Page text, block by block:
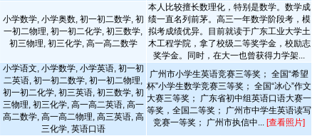
小学数学, 小学奥数, 初一初二数学, 初
一初二物理, 初一初二化学, 初三数学,
初三物理, 初三化学, 高一高二数学
本人比较擅长数理化，特别是数学。数学成
绩一直名列前茅。高三一年数学阶段考，模
拟考成绩优异。目前就读于广东工业大学土
木工程学院，拿了校级二等奖学金，校励志
奖学金。同时，在大一也曾获得力学架...
小学语文, 小学数学, 小学英语, 初一初
二英语, 初一初二数学, 初一初二物理,
初一初二化学, 初三英语, 初三数学, 初
三物理, 初三化学, 高一高二英语, 高一
高二数学, 高一高二物理, 高三英语, 高
三化学, 英语口语
广州市小学生英语竞赛三等奖； 全国“希望
杯”小学生数学竞赛三等奖； 全国“冰心”作文
大赛三等奖； 广东省初中组英语口语大赛一
等奖，全国二等奖； 广州市中学生英语读写
竞赛一等奖； 广州市执信中... [查看照片]